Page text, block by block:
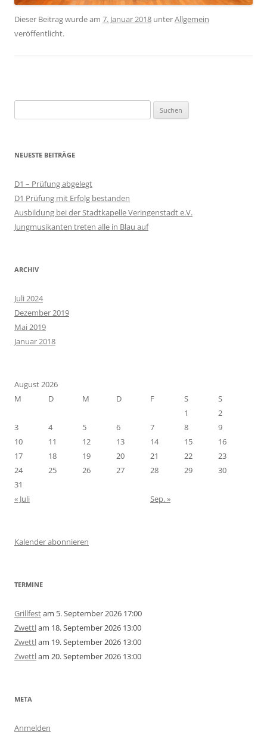
Dieser Beitrag wurde am 7. Januar 2018 unterAllgemein
veröffentlicht.
nach:
NEUESTE BEITRÄGE
D1 – Prüfung abgelegt
D1 Prüfung mit Erfolg bestanden
Ausbildung bei der Stadtkapelle Veringenstadt e.V.
Jungmusikanten treten alle in Blau auf
ARCHIV
Juli 2024
Dezember 2019
Mai 2019
Januar 2018
August 2026
M
D M D F S
S
1
2
3
4 5 6 7 8
9
10
11 12 13 14 15
16
17
18 19 20 21 22
23
24
25 26 27 28 29
30
31
« Juli
Sep. »
Kalender abonnieren
TERMINE
Grillfestam 5. September 2026 17:00
Zwettlam 18. September 2026 13:00
Zwettlam 19. September 2026 13:00
Zwettlam 20. September 2026 13:00
META
Anmelden